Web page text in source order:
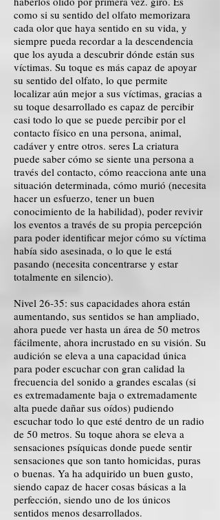
como si su sentido del olfato memorizara
cada olor que haya sentido en su vida, y
siempre pueda recordar a la descendencia
que los ayuda a descubrir dónde están sus
víctimas. Su toque es más capaz de apoyar
su sentido del olfato, lo que permite
localizar aún mejor a sus víctimas, gracias a
su toque desarrollado es capaz de percibir
casi todo lo que se puede percibir por el
contacto físico en una persona, animal,
cadáver y entre otros. seres La criatura
puede saber cómo se siente una persona a
través del contacto, cómo reacciona ante una
situación determinada, cómo murió (necesita
hacer un esfuerzo, tener un buen
conocimiento de la habilidad), poder revivir
los eventos a través de su propia percepción
para poder identificar mejor cómo su víctima
había sido asesinada, o lo que le está
pasando (necesita concentrarse y estar
totalmente en silencio).
Nivel 26-35: sus capacidades ahora están
aumentando, sus sentidos se han ampliado,
ahora puede ver hasta un área de 50 metros
fácilmente, ahora incrustado en su visión. Su
audición se eleva a una capacidad única
para poder escuchar con gran calidad la
frecuencia del sonido a grandes escalas (si
es extremadamente baja o extremadamente
alta puede dañar sus oídos) pudiendo
escuchar todo lo que esté dentro de un radio
de 50 metros. Su toque ahora se eleva a
sensaciones psíquicas donde puede sentir
sensaciones que son tanto homicidas, puras
o buenas. Ya ha adquirido un buen gusto,
siendo capaz de hacer cosas básicas a la
perfección, siendo uno de los únicos
sentidos menos desarrollados.